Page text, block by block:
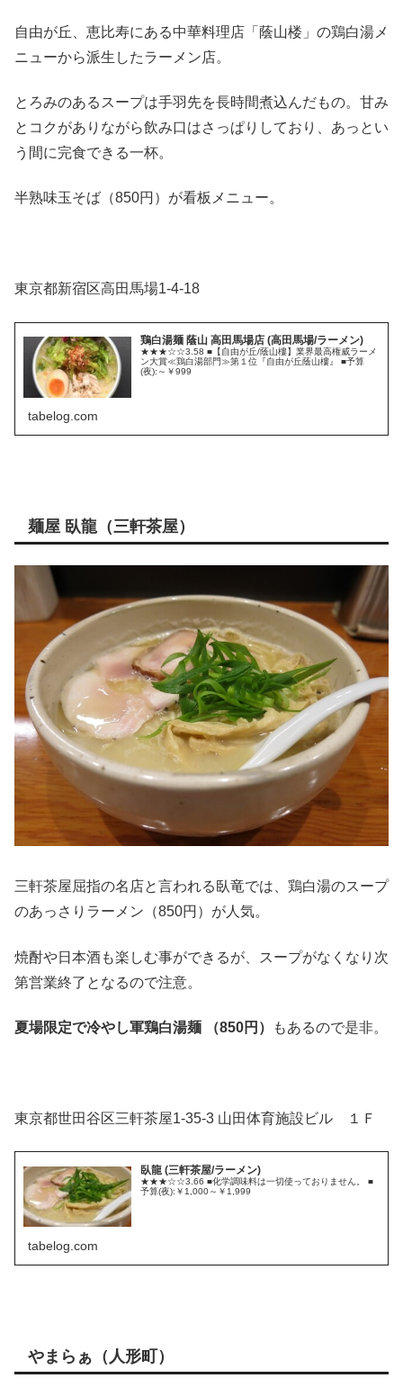
自由が丘、恵比寿にある中華料理店「蔭山楼」の鶏白湯メ
ニューから派生したラーメン店。
とろみのあるスープは手羽先を長時間煮込んだもの。甘み
とコクがありながら飲み口はさっぱりしており、あっとい
う間に完食できる一杯。
半熟味玉そば（850円）が看板メニュー。
東京都新宿区高田馬場1-4-18
鶏白湯麺 蔭山 高田馬場店 (高田馬場/ラーメン)
★★★☆☆3.58 ■【自由が丘/蔭山樓】業界最高権威ラーメ
ン大賞≪鶏白湯部門≫第１位『自由が丘蔭山樓』 ■予算
(夜):～￥999
tabelog.com
麺屋 臥龍（三軒茶屋）
三軒茶屋屈指の名店と言われる臥竜では、鶏白湯のスープ
のあっさりラーメン（850円）が人気。
焼酎や日本酒も楽しむ事ができるが、スープがなくなり次
第営業終了となるので注意。
夏場限定で冷やし軍鶏白湯麺 （850円） もあるので是非。
東京都世田谷区三軒茶屋1-35-3 山田体育施設ビル １Ｆ
臥龍 (三軒茶屋/ラーメン)
★★★☆☆3.66 ■化学調味料は一切使っておりません。 ■
予算(夜):￥1,000～￥1,999
tabelog.com
やまらぁ（人形町）